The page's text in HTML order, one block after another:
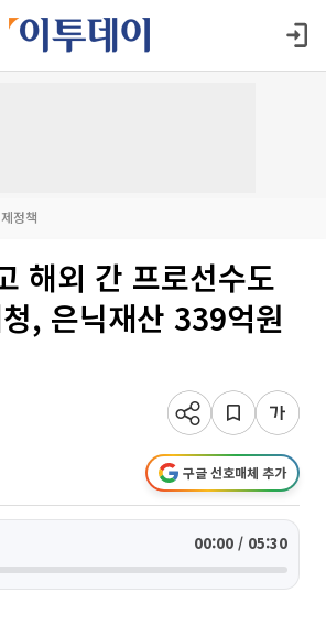
정책
해외 간 프로선수도
, 은닉재산 339억원
구글 선호매체 추가
00:00 / 05:30